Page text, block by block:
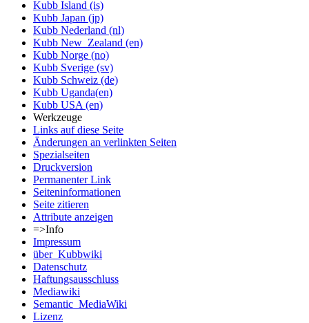
Kubb Island (is)
Kubb Japan (jp)
Kubb Nederland (nl)
Kubb New_Zealand (en)
Kubb Norge (no)
Kubb Sverige (sv)
Kubb Schweiz (de)
Kubb Uganda(en)
Kubb USA (en)
Werkzeuge
Links auf diese Seite
Änderungen an verlinkten Seiten
Spezialseiten
Druckversion
Permanenter Link
Seiten­informationen
Seite zitieren
Attribute anzeigen
=>Info
Impressum
über_Kubbwiki
Datenschutz
Haftungsausschluss
Mediawiki
Semantic_MediaWiki
Lizenz